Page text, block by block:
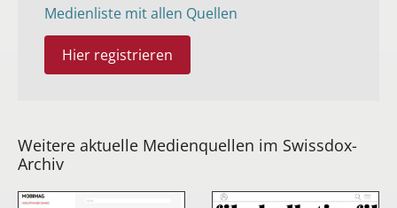
Medienliste mit allen Quellen
Hier registrieren
Weitere aktuelle Medienquellen im Swissdox-
Archiv